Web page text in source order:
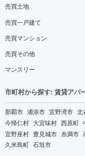
売買土地
売買一戸建て
売買マンション
売買その他
マンスリー
市町村から探す: 賃貸アパ
那覇市 浦添市 宜野湾市 北
今帰仁村 大宜味村 西原町
宜野座村 豊見城市 糸満市
久米島町 石垣市